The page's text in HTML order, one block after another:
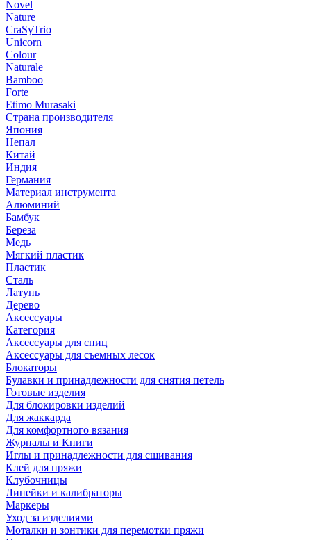
Novel
Nature
CraSyTrio
Unicorn
Colour
Naturale
Bamboo
Forte
Etimo Murasaki
Страна производителя
Япония
Непал
Китай
Индия
Германия
Материал инструмента
Алюминий
Бамбук
Береза
Медь
Мягкий пластик
Пластик
Сталь
Латунь
Дерево
Аксессуары
Категория
Аксессуары для спиц
Аксессуары для съемных лесок
Блокаторы
Булавки и принадлежности для снятия петель
Готовые изделия
Для блокировки изделий
Для жаккарда
Для комфортного вязания
Журналы и Книги
Иглы и принадлежности для сшивания
Клей для пряжи
Клубочницы
Линейки и калибраторы
Маркеры
Уход за изделиями
Моталки и зонтики для перемотки пряжи